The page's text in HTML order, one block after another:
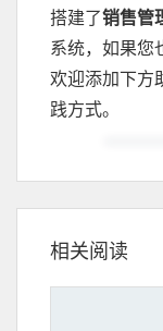
搭建了销售管
系统，如果您
欢迎添加下方
践方式。
相关阅读